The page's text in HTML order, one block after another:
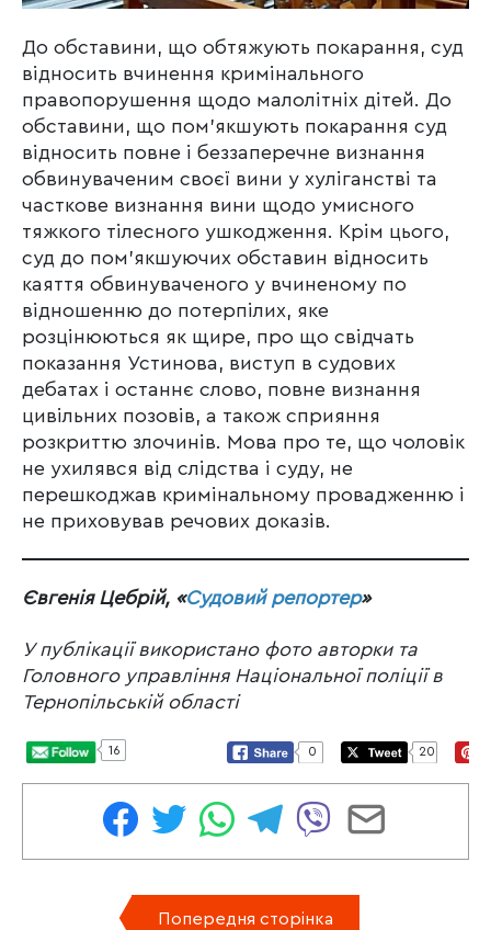
До обставини, що обтяжують покарання, суд
відносить вчинення кримінального
правопорушення щодо малолітніх дітей. До
обставини, що пом’якшують покарання суд
відносить повне і беззаперечне визнання
обвинуваченим своєї вини у хуліганстві та
часткове визнання вини щодо умисного
тяжкого тілесного ушкодження. Крім цього,
суд до пом’якшуючих обставин відносить
каяття обвинуваченого у вчиненому по
відношенню до потерпілих, яке
розцінюються як щире, про що свідчать
показання Устинова, виступ в судових
дебатах і останнє слово, повне визнання
цивільних позовів, а також сприяння
розкриттю злочинів. Мова про те, що чоловік
не ухилявся від слідства і суду, не
перешкоджав кримінальному провадженню і
не приховував речових доказів.
Євгенія Цебрій, «Судовий репортер»
У публікації використано фото авторки та
Головного управління Національної поліції в
Тернопільській області
16 0 20
Попередня сторінка